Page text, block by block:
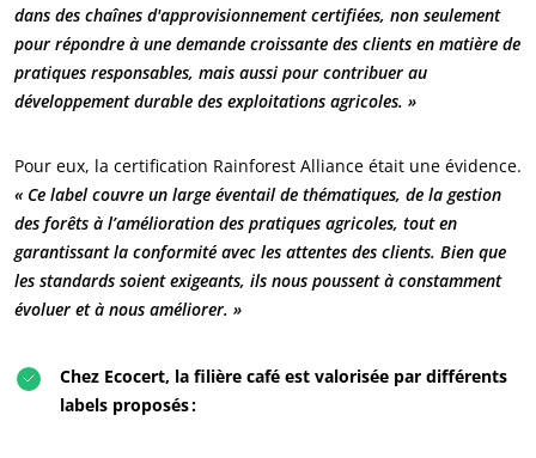
dans des chaînes d'approvisionnement certifiées, non seulement
pour répondre à une demande croissante des clients en matière de
pratiques responsables, mais aussi pour contribuer au
développement durable des exploitations agricoles. »
Pour eux, la certification Rainforest Alliance était une évidence.
« Ce label couvre un large éventail de thématiques, de la gestion
des forêts à l’amélioration des pratiques agricoles, tout en
garantissant la conformité avec les attentes des clients. Bien que
les standards soient exigeants, ils nous poussent à constamment
évoluer et à nous améliorer. »
Chez Ecocert, la filière café est valorisée par différents
labels proposés :